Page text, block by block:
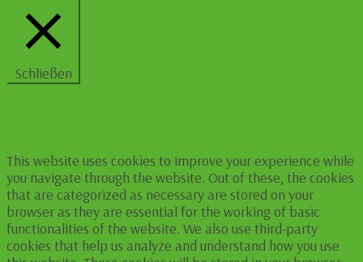
Schließen
This website uses cookies to improve your experience while
you navigate through the website. Out of these, the cookies
that are categorized as necessary are stored on your
browser as they are essential for the working of basic
functionalities of the website. We also use third-party
cookies that help us analyze and understand how you use